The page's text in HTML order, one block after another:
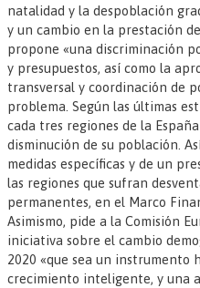
natalidad y la despoblación
y un cambio en la prestación
propone «una discriminación
y presupuestos, así como la
transversal y coordinación de
problema. Según las últimas
cada tres regiones de la
disminución de su población.
medidas específicas y de un
las regiones que sufran
permanentes, en el Marco
Asimismo, pide a la Comisión
iniciativa sobre el cambio
2020 «que sea un instrumento
crecimiento inteligente, y una